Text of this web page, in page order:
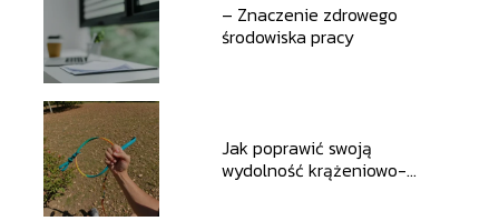
– Znaczenie zdrowego
środowiska pracy
Jak poprawić swoją
wydolność krążeniowo-